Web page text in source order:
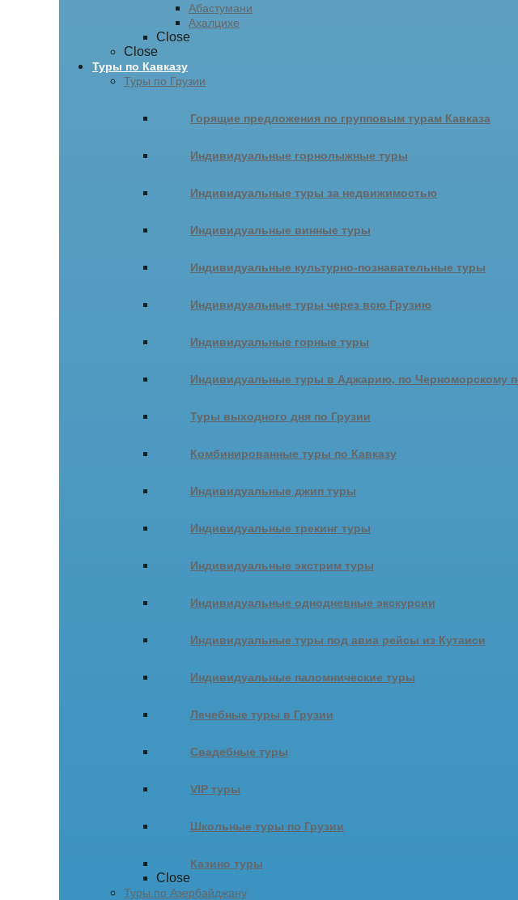
Абастумани
Ахалцихе
Close
Close
Туры по Кавказу
Туры по Грузии
Горящие предложения по групповым турам Кавказа
Индивидуальные горнолыжные туры
Индивидуальные туры за недвижимостью
Индивидуальные винные туры
Индивидуальные культурно-познавательные туры
Индивидуальные туры через всю Грузию
Индивидуальные горные туры
Индивидуальные туры в Аджарию, по Черноморскому
Туры выходного дня по Грузии
Комбинированные туры по Кавказу
Индивидуальные джип туры
Индивидуальные трекинг туры
Индивидуальные экстрим туры
Индивидуальные однодневные экскурсии
Индивидуальные туры под авиа рейсы из Кутаиси
Индивидуальные паломнические туры
Лечебные туры в Грузии
Свадебные туры
VIP туры
Школьные туры по Грузии
Казино туры
Close
Туры по Азербайджану